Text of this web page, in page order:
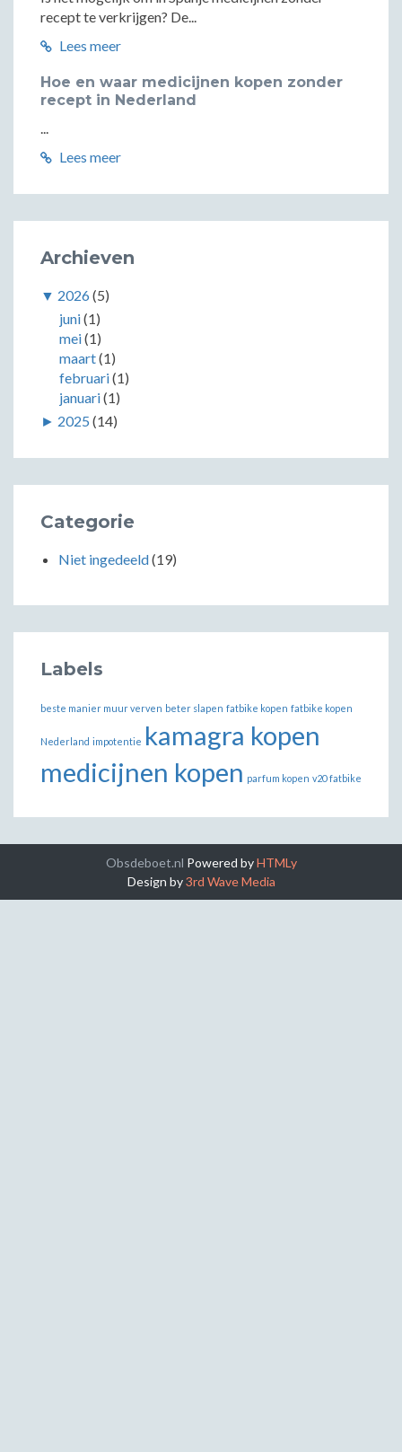
recept te verkrijgen? De...
Lees meer
Hoe en waar medicijnen kopen zonder
recept in Nederland
...
Lees meer
Archieven
▼ 2026(5)
juni(1)
mei(1)
maart(1)
februari(1)
januari(1)
► 2025 (14)
Categorie
Niet ingedeeld(19)
Labels
beste manier muur verven beter slapen fatbike kopen fatbike kopen
Nederland impotentie kamagra kopen
medicijnen kopen parfum kopen v20 fatbike
Obsdeboet.nl Powered byHTMLy
Design by3rd Wave Media